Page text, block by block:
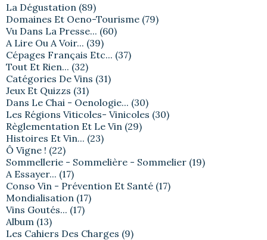
La Dégustation (89)
Domaines Et Oeno-Tourisme (79)
Vu Dans La Presse... (60)
A Lire Ou A Voir... (39)
Cépages Français Etc... (37)
Tout Et Rien... (32)
Catégories De Vins (31)
Jeux Et Quizzs (31)
Dans Le Chai - Oenologie... (30)
Les Régions Viticoles- Vinicoles (30)
Règlementation Et Le Vin (29)
Histoires Et Vin... (23)
Ô Vigne ! (22)
Sommellerie - Sommelière - Sommelier (19)
A Essayer... (17)
Conso Vin - Prévention Et Santé (17)
Mondialisation (17)
Vins Goutés... (17)
Album (13)
Les Cahiers Des Charges (9)